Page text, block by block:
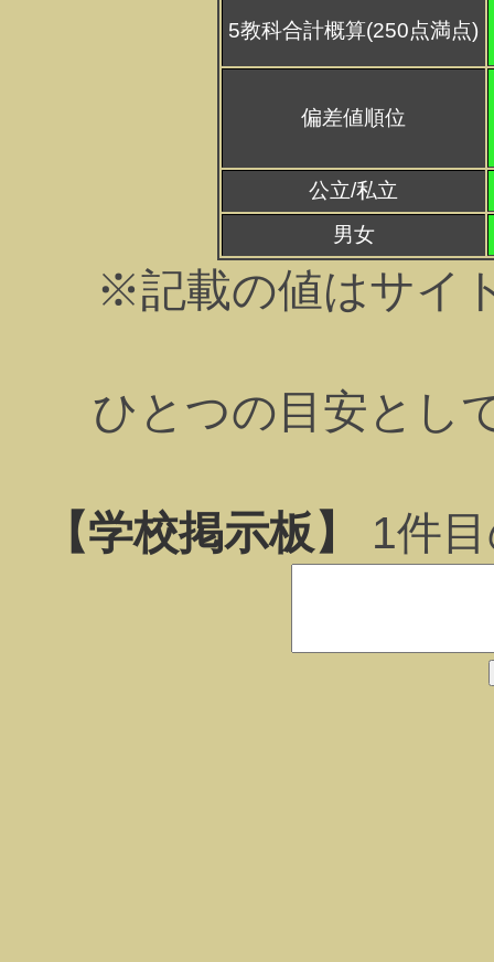
5教科合計概算(250点満点)
偏差値順位
公立/私立
男女
※記載の値はサイ
ひとつの目安とし
【学校掲示板】 1件